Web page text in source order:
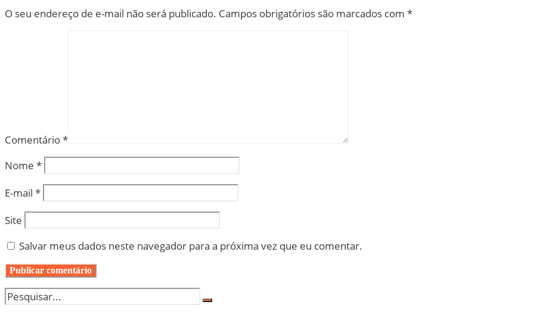
O seu endereço de e-mail não será publicado. Campos obrigatórios são marcados com *
Comentário*
Nome *
E-mail *
Site
Salvar meus dados neste navegador para a próxima vez que eu comentar.